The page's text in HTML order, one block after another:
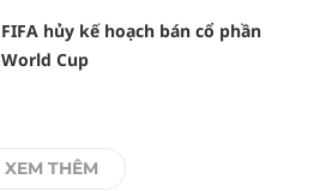
FIFA hủy kế hoạch bán cổ phần
World Cup
XEM THÊM